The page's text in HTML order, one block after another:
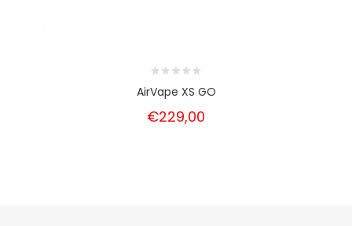
AirVape XS GO
€229,00